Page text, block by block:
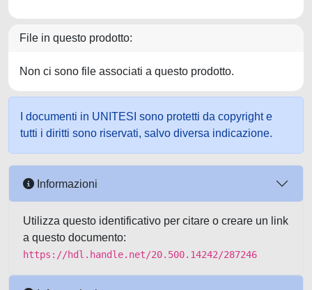
File in questo prodotto:
Non ci sono file associati a questo prodotto.
I documenti in UNITESI sono protetti da copyright e
tutti i diritti sono riservati, salvo diversa indicazione.
Informazioni
Utilizza questo identificativo per citare o creare un link
a questo documento:
https://hdl.handle.net/20.500.14242/287246